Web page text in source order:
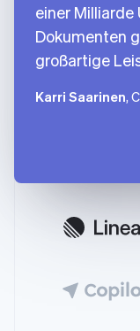
einer Milliarde
Dokumenten
großartige
Karri Saarinen,